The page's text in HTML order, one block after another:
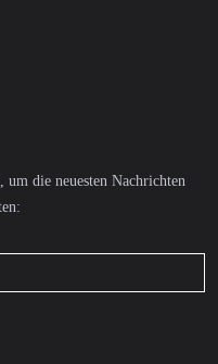
die neuesten Nachrichten